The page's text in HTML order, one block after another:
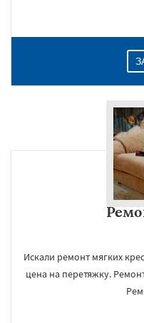
Искали ремонт мягких
цена на перетяжку.